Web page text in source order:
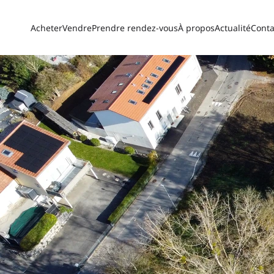
AcheterVendrePrendre rendez-vousÀ proposActualité